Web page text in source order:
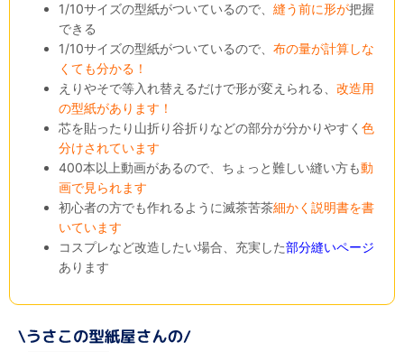
1/10サイズの型紙がついているので、縫う前に形が把握
できる
1/10サイズの型紙がついているので、布の量が計算しな
くても分かる！
えりやそで等入れ替えるだけで形が変えられる、改造用
の型紙があります！
芯を貼ったり山折り谷折りなどの部分が分かりやすく色
分けされています
400本以上動画があるので、ちょっと難しい縫い方も動
画で見られます
初心者の方でも作れるように滅茶苦茶細かく説明書を書
いています
コスプレなど改造したい場合、充実した部分縫いページ
あります